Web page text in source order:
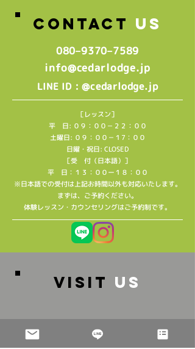
CONTACT US
080–9370–7589‬
info@cedarlodge.jp
LINE ID : @cedarlodge.jp
［レッスン］
平 日: ０９：００－２２：００
土曜日: ０９：００－１7：００
日曜・祝日: CLOSED
［受 付（日本語）］
平 日：１３：００ー１８：００
※日本語での受付は上記お時間以外も対応いたします。
​まずは、ご予約ください。
​体験レッスン・カウンセリングはご予約制です。
VISIT US